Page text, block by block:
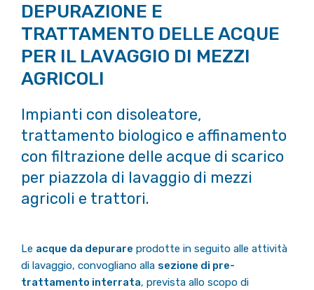
DEPURAZIONE E
TRATTAMENTO DELLE ACQUE
PER IL LAVAGGIO DI MEZZI
AGRICOLI
Impianti con disoleatore,
trattamento biologico e affinamento
con filtrazione delle acque di scarico
per piazzola di lavaggio di mezzi
agricoli e trattori.
Le acque da depurare prodotte in seguito alle attività
di lavaggio, convogliano alla sezione di pre-
trattamento interrata, prevista allo scopo di